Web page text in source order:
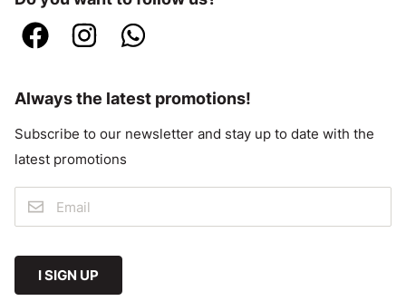
Always the latest promotions!
Subscribe to our newsletter and stay up to date with the
latest promotions
I SIGN UP